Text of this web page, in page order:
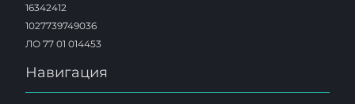
16342412
1027739749036
ЛО 77 01 014453
Навигация